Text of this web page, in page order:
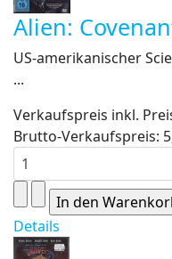
Alien:
US-amerikanischer
...
Verkaufspreis inkl.
Brutto-Verkaufspreis:
Details